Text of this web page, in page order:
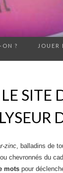
ON ? JOUER
SITE
zinc, balladins de
chevronnés du
mots pour